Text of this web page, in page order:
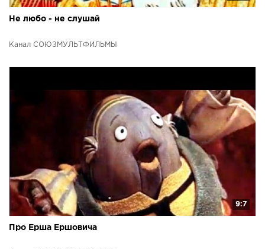
Не любо - не слушай
Канал СОЮЗМУЛЬТФИЛЬМЫ
9:7
Про Ерша Ершовича